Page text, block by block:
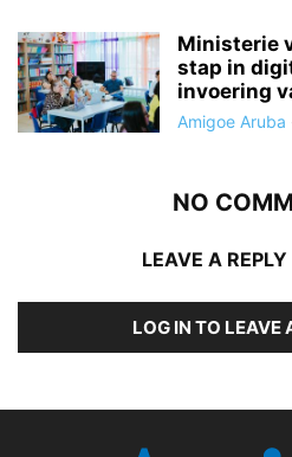
Ministerie
stap in
invoering
Amigoe Aruba
NO
LEAVE A REPLY
LOG IN TO LEAVE